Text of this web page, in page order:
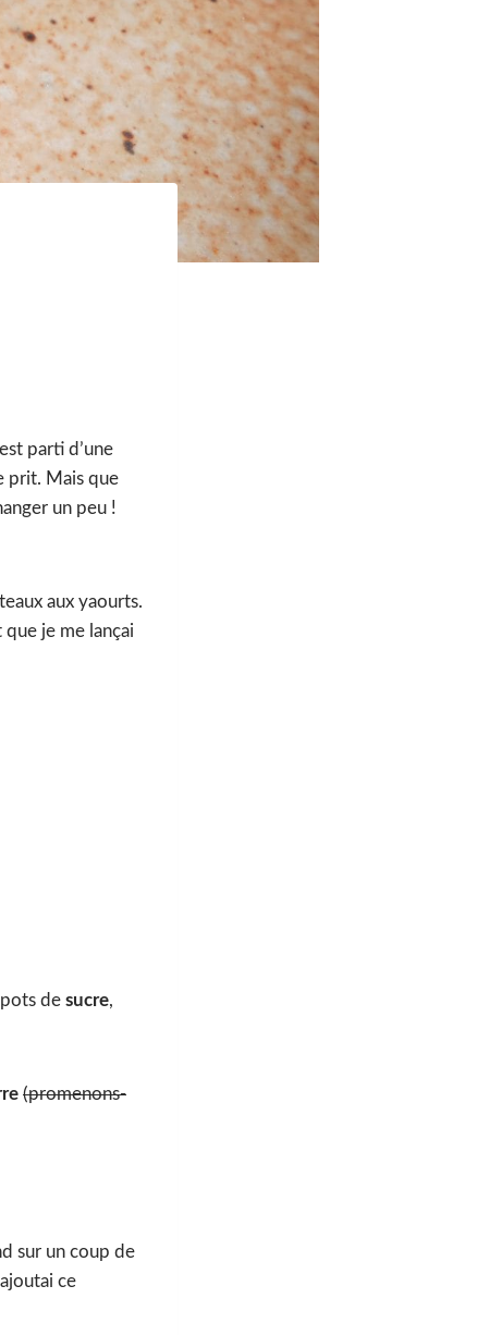
parti d’une
prit. Mais que
un peu !
aux yaourts.
que je me lançai
pots de sucre,
(promenons-
sur un coup de
ce